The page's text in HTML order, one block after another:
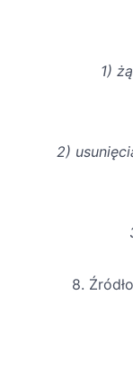
1)
2)
8.